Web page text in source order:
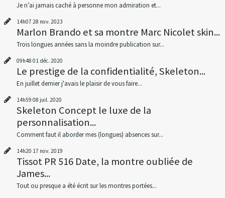
Je n’ai jamais caché à personne mon admiration et...
14h07 28 nov. 2023
Marlon Brando et sa montre Marc Nicolet skin...
Trois longues années sans la moindre publication sur...
09h48 01 déc. 2020
Le prestige de la confidentialité, Skeleton...
En juillet dernier j'avais le plaisir de vous faire...
14h59 08 juil. 2020
Skeleton Concept le luxe de la
personnalisation...
Comment faut il aborder mes (longues) absences sur...
14h20 17 nov. 2019
Tissot PR 516 Date, la montre oubliée de
James...
Tout ou presque a été écrit sur les montres portées...